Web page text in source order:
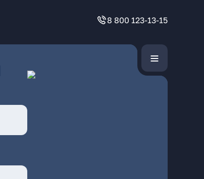
8 800 123-13-15